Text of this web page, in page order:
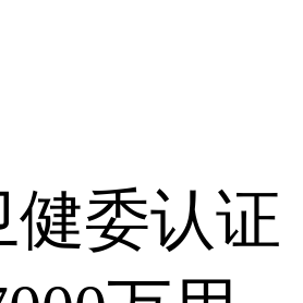
健委认证